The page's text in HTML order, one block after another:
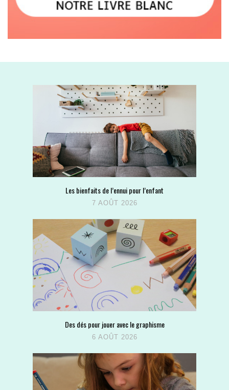
Les bienfaits de l’ennui pour l’enfant
7 AOÛT 2026
Des dés pour jouer avec le graphisme
6 AOÛT 2026